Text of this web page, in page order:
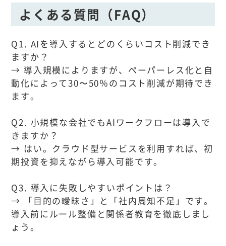
よくある質問（FAQ）
Q1. AIを導入するとどのくらいコスト削減でき
ますか？
→ 導入規模によりますが、ペーパーレス化と自
動化によって30〜50％のコスト削減が期待でき
ます。
Q2. 小規模な会社でもAIワークフローは導入で
きますか？
→ はい。クラウド型サービスを利用すれば、初
期投資を抑えながら導入可能です。
Q3. 導入に失敗しやすいポイントは？
→ 「目的の曖昧さ」と「社内周知不足」です。
導入前にルール整備と関係者教育を徹底しまし
ょう。